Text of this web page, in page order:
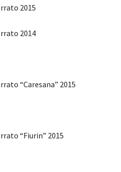
2015
2014
“Caresana” 2015
“Fiurin” 2015